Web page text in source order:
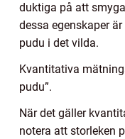
duktiga på att
dessa egenskaper
pudu i det vilda.
Kvantitativa
pudu”.
När det gäller
notera att storleken